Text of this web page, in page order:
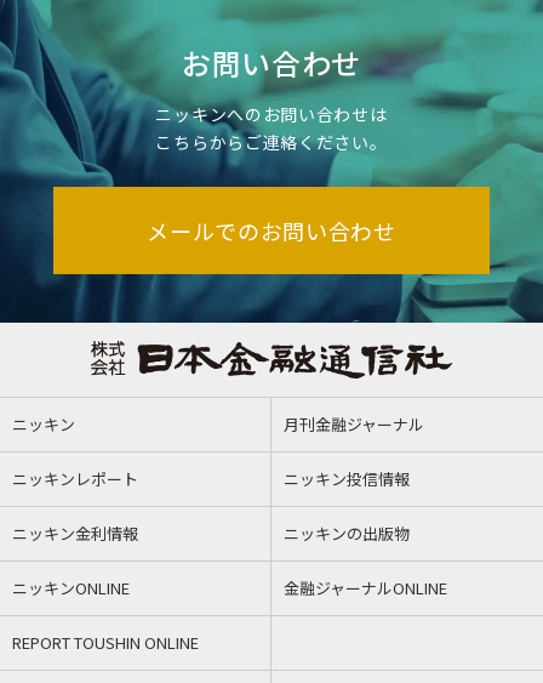
お問い合わせ
ニッキンへのお問い合わせは
こちらからご連絡ください。
メールでのお問い合わせ
ニッキン 月刊金融ジャーナル
ニッキンレポート ニッキン投信情報
ニッキン金利情報 ニッキンの出版物
ニッキンONLINE 金融ジャーナルONLINE
REPORT TOUSHIN ONLINE